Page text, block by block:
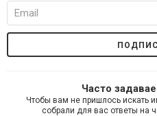
Часто
Чтобы вам не пришлось искать
собрали для вас ответы на